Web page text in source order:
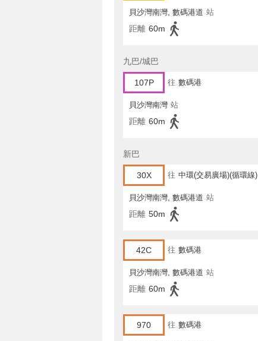
貝沙灣南灣, 數碼港道 站
距離 60m
九巴/城巴
107P 往 數碼港
貝沙灣南灣 站
距離 60m
新巴
30X 往 中環(交易廣場)(循環線)
貝沙灣南灣, 數碼港道 站
距離 50m
42C 往 數碼港
貝沙灣南灣, 數碼港道 站
距離 60m
970 往 數碼港